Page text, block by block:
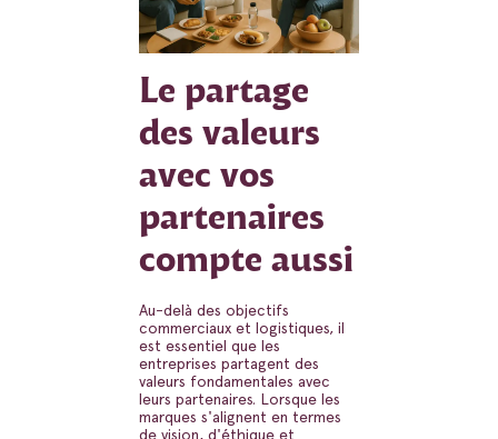
Le partage
des valeurs
avec vos
partenaires
compte aussi
Au-delà des objectifs
commerciaux et logistiques, il
est essentiel que les
entreprises partagent des
valeurs fondamentales avec
leurs partenaires. Lorsque les
marques s'alignent en termes
de vision, d'éthique et